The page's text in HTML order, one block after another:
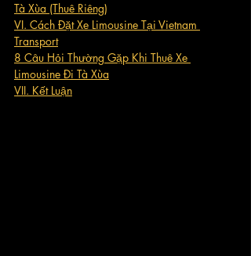
Tà Xùa (Thuê Riêng)
VI. Cách Đặt Xe Limousine Tại Vietnam
Transport
8 Câu Hỏi Thường Gặp Khi Thuê Xe
Limousine Đi Tà Xùa
VII. Kết Luận